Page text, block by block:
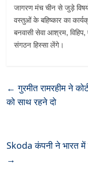
जागरण मंच चीन से जुड़े
वस्तुओं के बहिष्कार का
बनवासी सेवा आश्रम,
संगठन हिस्सा लेंगे।
← गुरमीत रामरहीम ने
को साथ रहने दो
Skoda कंपनी ने भारत
→